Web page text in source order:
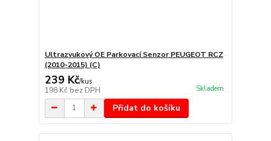
Ultrazvukový OE Parkovací Senzor PEUGEOT RCZ
(2010-2015) (C)
239 Kč/kus
198 Kč bez DPH Skladem
Přidat do košíku